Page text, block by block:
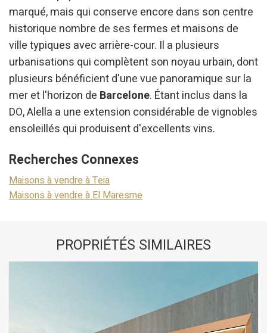
marqué, mais qui conserve encore dans son centre
historique nombre de ses fermes et maisons de
ville typiques avec arrière-cour. Il a plusieurs
urbanisations qui complètent son noyau urbain, dont
plusieurs bénéficient d'une vue panoramique sur la
mer et l'horizon de Barcelone. Étant inclus dans la
DO, Alella a une extension considérable de vignobles
ensoleillés qui produisent d'excellents vins.
Recherches Connexes
Maisons à vendre à Teia
Maisons à vendre à El Maresme
PROPRIÉTÉS SIMILAIRES